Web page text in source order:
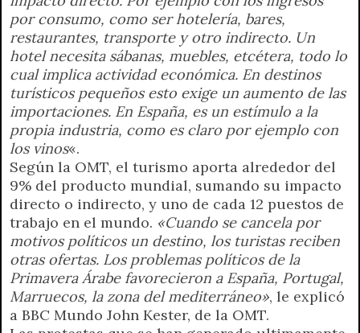
por consumo, como ser hotelería, bares,
restaurantes, transporte y otro indirecto. Un
hotel necesita sábanas, muebles, etcétera, todo lo
cual implica actividad económica. En destinos
turísticos pequeños esto exige un aumento de las
importaciones. En España, es un estímulo a la
propia industria, como es claro por ejemplo con
los vinos«.
Según la OMT, el turismo aporta alrededor del
9% del producto mundial, sumando su impacto
directo o indirecto, y uno de cada 12 puestos de
trabajo en el mundo. «Cuando se cancela por
motivos políticos un destino, los turistas reciben
otras ofertas. Los problemas políticos de la
Primavera Árabe favorecieron a España, Portugal,
Marruecos, la zona del mediterráneo», le explicó
a BBC Mundo John Kester, de la OMT.